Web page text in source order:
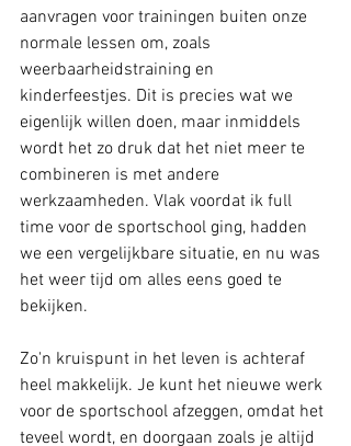
aanvragen voor trainingen buiten onze
normale lessen om, zoals
weerbaarheidstraining en
kinderfeestjes. Dit is precies wat we
eigenlijk willen doen, maar inmiddels
wordt het zo druk dat het niet meer te
combineren is met andere
werkzaamheden. Vlak voordat ik full
time voor de sportschool ging, hadden
we een vergelijkbare situatie, en nu was
het weer tijd om alles eens goed te
bekijken.
Zo'n kruispunt in het leven is achteraf
heel makkelijk. Je kunt het nieuwe werk
voor de sportschool afzeggen, omdat het
teveel wordt, en doorgaan zoals je altijd